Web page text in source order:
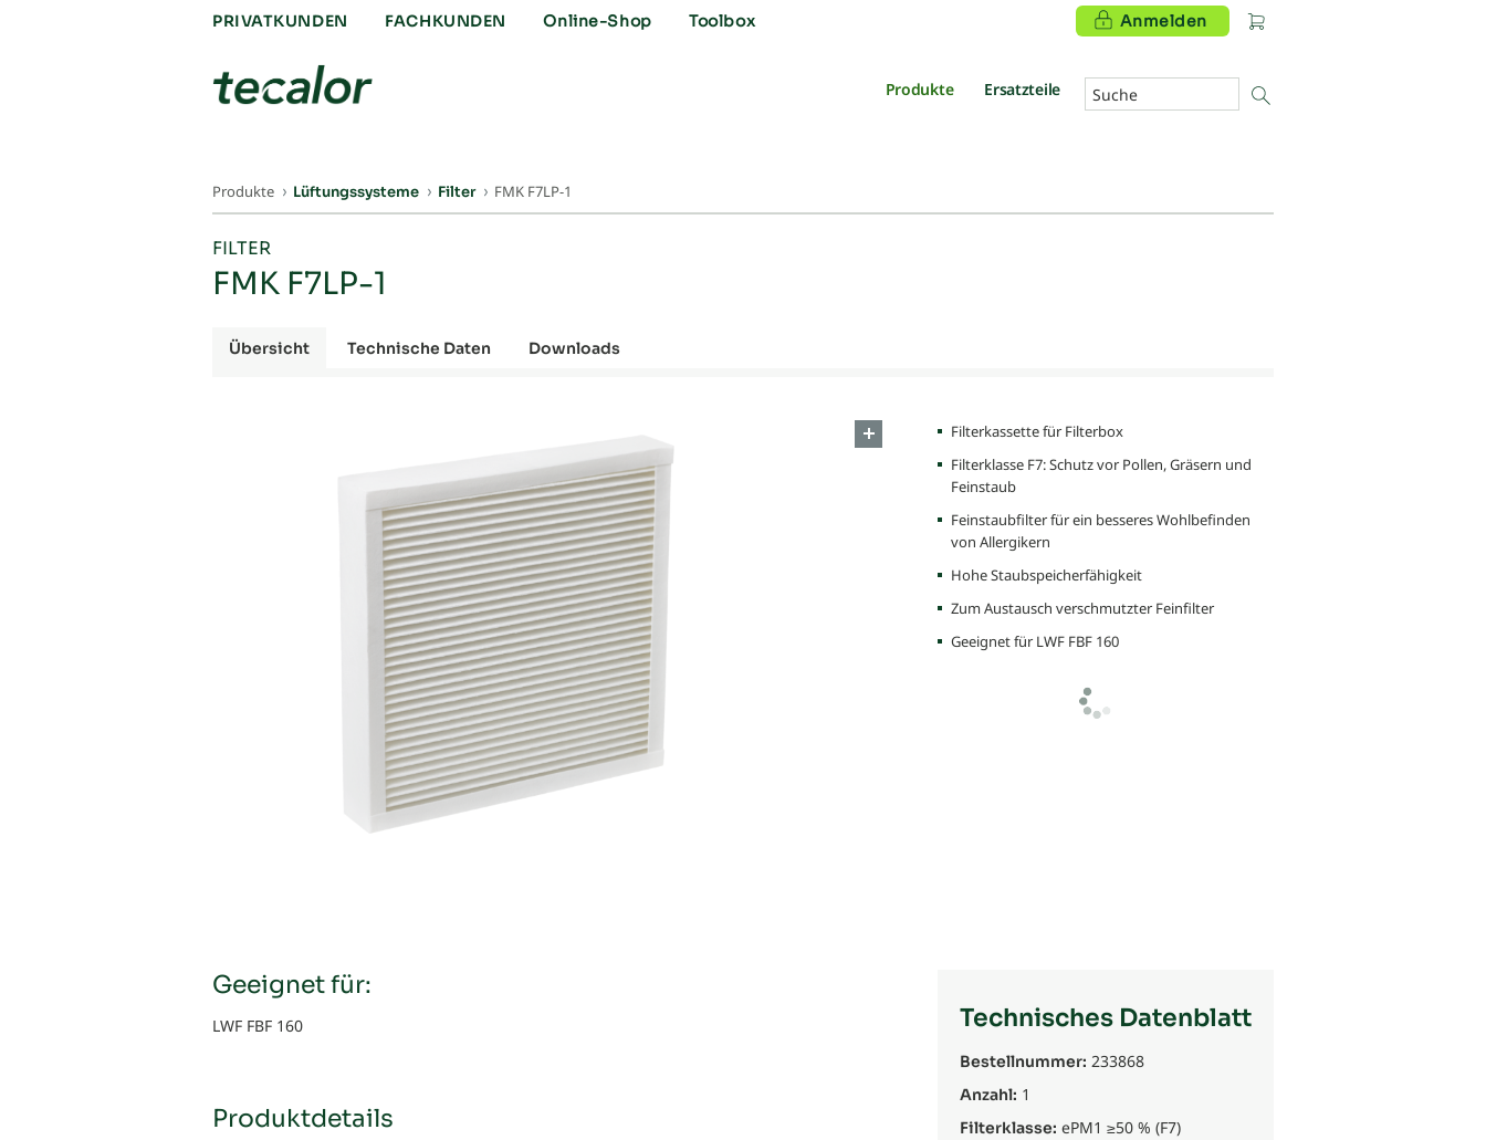
PRIVATKUNDEN FACHKUNDEN Online-Shop Toolbox Anmelden
Produkte Ersatzteile
Produkte Lüftungssysteme Filter FMK F7LP-1
FILTER
FMK F7LP-1
Übersicht Technische Daten Downloads
Filterkassette für Filterbox
Filterklasse F7: Schutz vor Pollen, Gräsern und
Feinstaub
Feinstaubfilter für ein besseres Wohlbefinden
von Allergikern
Hohe Staubspeicherfähigkeit
Zum Austausch verschmutzter Feinfilter
Geeignet für LWF FBF 160
Geeignet für:
LWF FBF 160
Produktdetails
Technisches Datenblatt
Bestellnummer: 233868
Anzahl: 1
Filterklasse: ePM1 ≥50 % (F7)